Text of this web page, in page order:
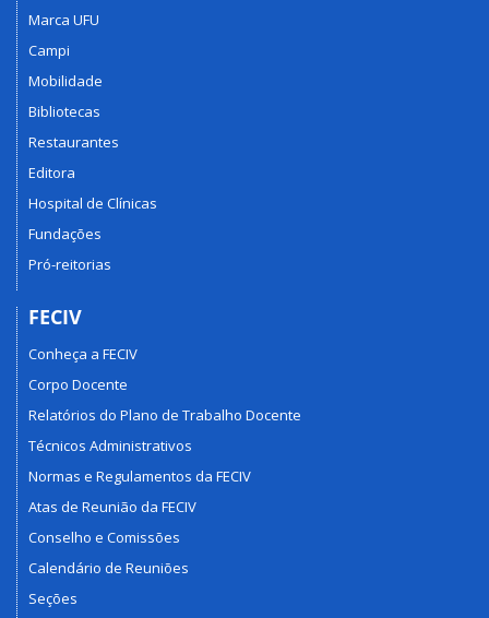
Marca UFU
Campi
Mobilidade
Bibliotecas
Restaurantes
Editora
Hospital de Clínicas
Fundações
Pró-reitorias
FECIV
Conheça a FECIV
Corpo Docente
Relatórios do Plano de Trabalho Docente
Técnicos Administrativos
Normas e Regulamentos da FECIV
Atas de Reunião da FECIV
Conselho e Comissões
Calendário de Reuniões
Seções